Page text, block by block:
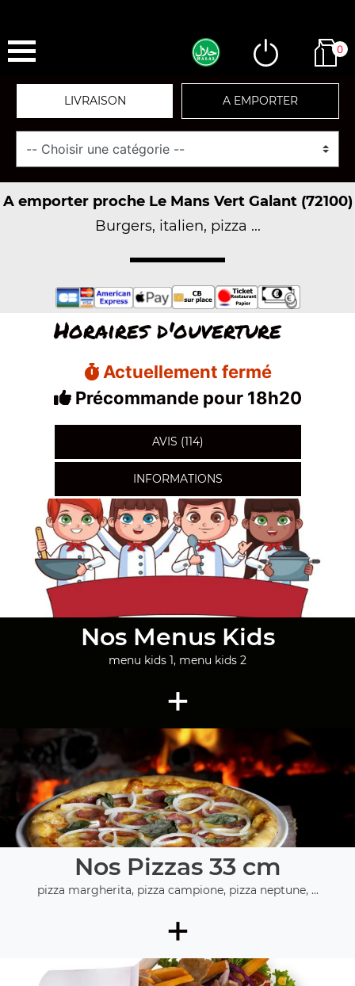
0
LIVRAISON A EMPORTER
A emporter proche Le Mans Vert Galant (72100)
Burgers, italien, pizza ...
Horaires d'ouverture
Actuellement fermé
Précommande pour 18h20
AVIS (114)
INFORMATIONS
Nos Menus Kids
menu kids 1, menu kids 2
+
Nos Pizzas 33 cm
pizza margherita, pizza campione, pizza neptune, ...
+